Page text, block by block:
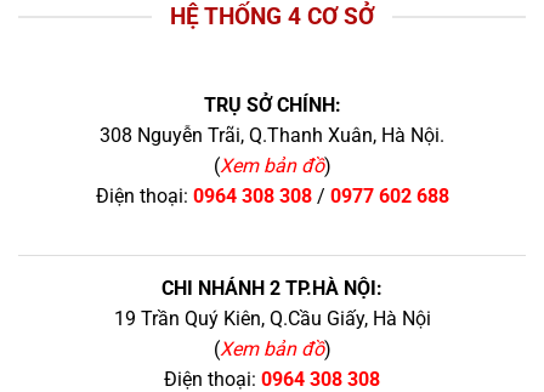
HỆ THỐNG 4 CƠ SỞ
TRỤ SỞ CHÍNH:
308 Nguyễn Trãi, Q.Thanh Xuân, Hà Nội.
(Xem bản đồ)
Điện thoại: 0964 308 308/ 0977 602 688
CHI NHÁNH 2 TP.HÀ NỘI:
19 Trần Quý Kiên, Q.Cầu Giấy, Hà Nội
(Xem bản đồ)
Điện thoại: 0964 308 308